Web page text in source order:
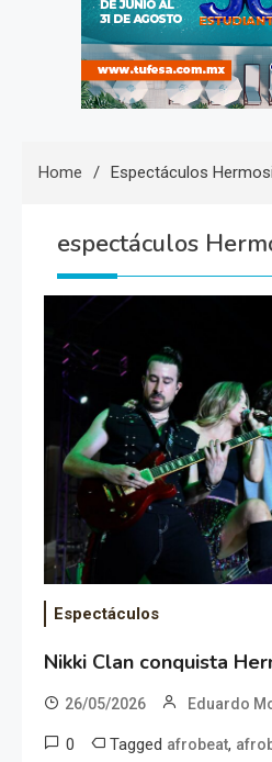
Home Espectáculos
espectáculos
Espectáculos
Nikki Clan conquista
26/05/2026 Eduardo
0 Tagged afrobeat,